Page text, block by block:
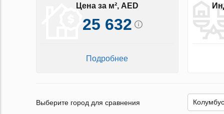
Цена за м², AED
25 632
Подробнее
Выберите город для сравнения